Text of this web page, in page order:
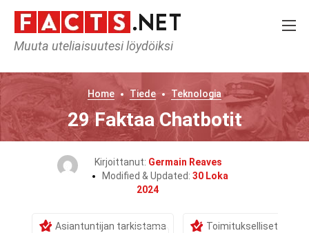
Muuta uteliaisuutesi löydöiksi
Home Tiede Teknologia
29 Faktaa Chatbotit
Kirjoittanut: Germain Reaves
Modified & Updated: 30 Loka
2024
Asiantuntijan tarkistama
Toimitukselliset